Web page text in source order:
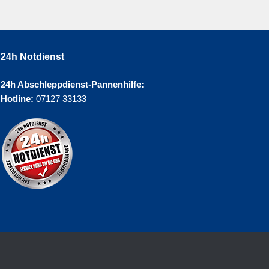
24h Notdienst
24h Abschleppdienst-Pannenhilfe:
Hotline: 07127 33133